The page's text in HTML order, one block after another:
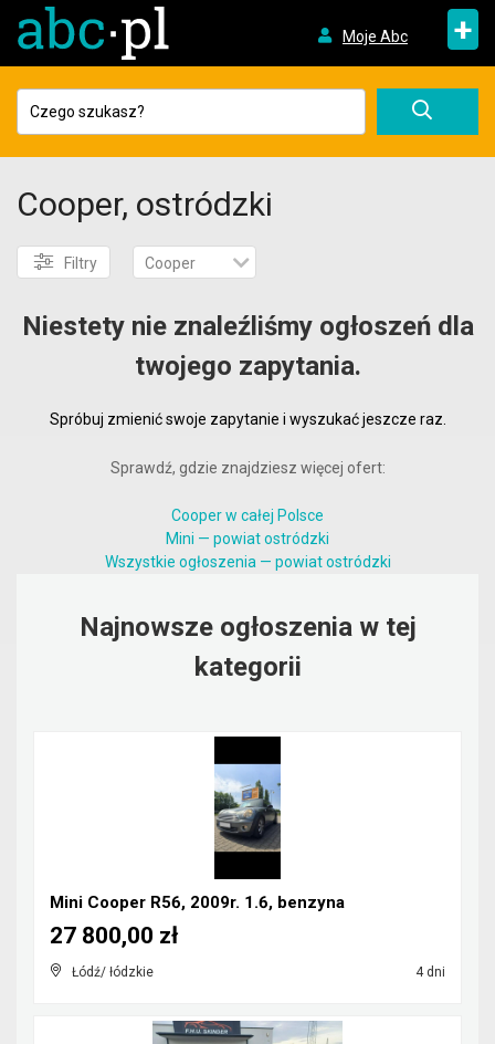
Moje Abc +
Cooper, ostródzki
Filtry Cooper
Niestety nie znaleźliśmy ogłoszeń dla
twojego zapytania.
Spróbuj zmienić swoje zapytanie i wyszukać jeszcze raz.
Sprawdź, gdzie znajdziesz więcej ofert:
Cooper w całej Polsce
Mini — powiat ostródzki
Wszystkie ogłoszenia — powiat ostródzki
Najnowsze ogłoszenia w tej
kategorii
Mini Cooper R56, 2009r. 1.6, benzyna
Łódź/ łódzkie 4 dni
27 800,00 zł